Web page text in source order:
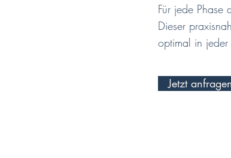
Für jede Phase
Dieser
optimal in jeder
Jetzt